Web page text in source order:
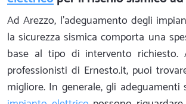
Ad Arezzo, l'adeguamento degli
la sicurezza sismica comporta una
base al tipo di intervento richiesto.
professionisti di Ernesto.it, puoi
migliore. In generale, gli adeguamenti